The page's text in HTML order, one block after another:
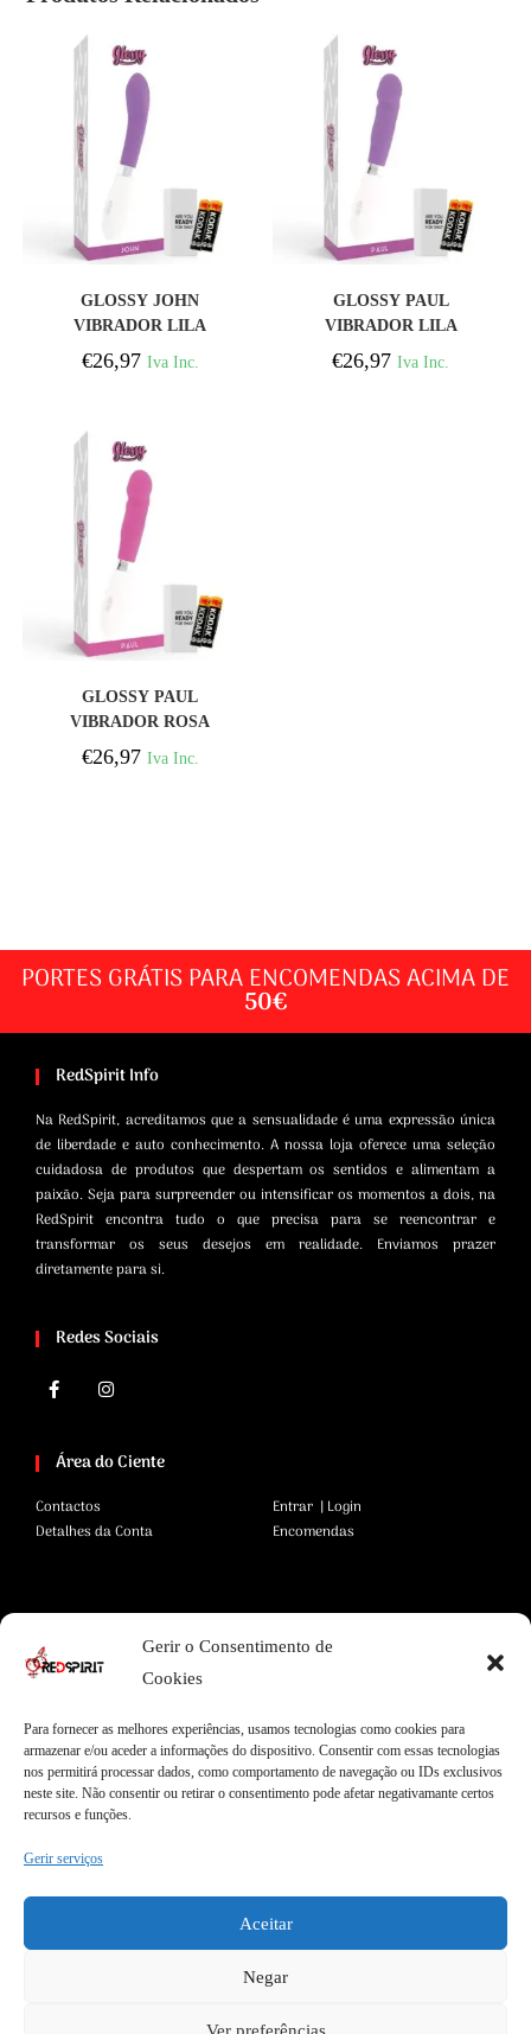
Gerir o Consentimento de
Cookies
Para fornecer as melhores experiências, usamos tecnologias como cookies para
armazenar e/ou aceder a informações do dispositivo. Consentir com essas tecnologias
nos permitirá processar dados, como comportamento de navegação ou IDs exclusivos
neste site. Não consentir ou retirar o consentimento pode afetar negativamante certos
recursos e funções.
Gerir serviços
Aceitar
Negar
Ver preferências
GLOSSY JOHN
VIBRADOR LILA
€26,97 Iva Inc.
GLOSSY PAUL
VIBRADOR LILA
€26,97 Iva Inc.
GLOSSY PAUL
VIBRADOR ROSA
€26,97 Iva Inc.
PORTES GRÁTIS PARA ENCOMENDAS ACIMA DE
50€
RedSpirit Info
Na RedSpirit, acreditamos que a sensualidade é uma expressão única
de liberdade e auto conhecimento. A nossa loja oferece uma seleção
cuidadosa de produtos que despertam os sentidos e alimentam a
paixão. Seja para surpreender ou intensificar os momentos a dois, na
RedSpirit encontra tudo o que precisa para se reencontrar e
transformar os seus desejos em realidade. Enviamos prazer
diretamente para si.
Redes Sociais
Área do Ciente
Contactos
Detalhes da Conta
Entrar | Login
Encomendas
Termos e Condições
Cookies
Livro de Reclamações
Garantias
Entregas Express
Garantia de 2 anos
100% Satisfação